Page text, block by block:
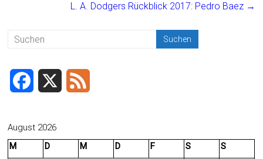
L. A. Dodgers Rückblick 2017: Pedro Baez →
c
August 2026
M
D M D F S
S